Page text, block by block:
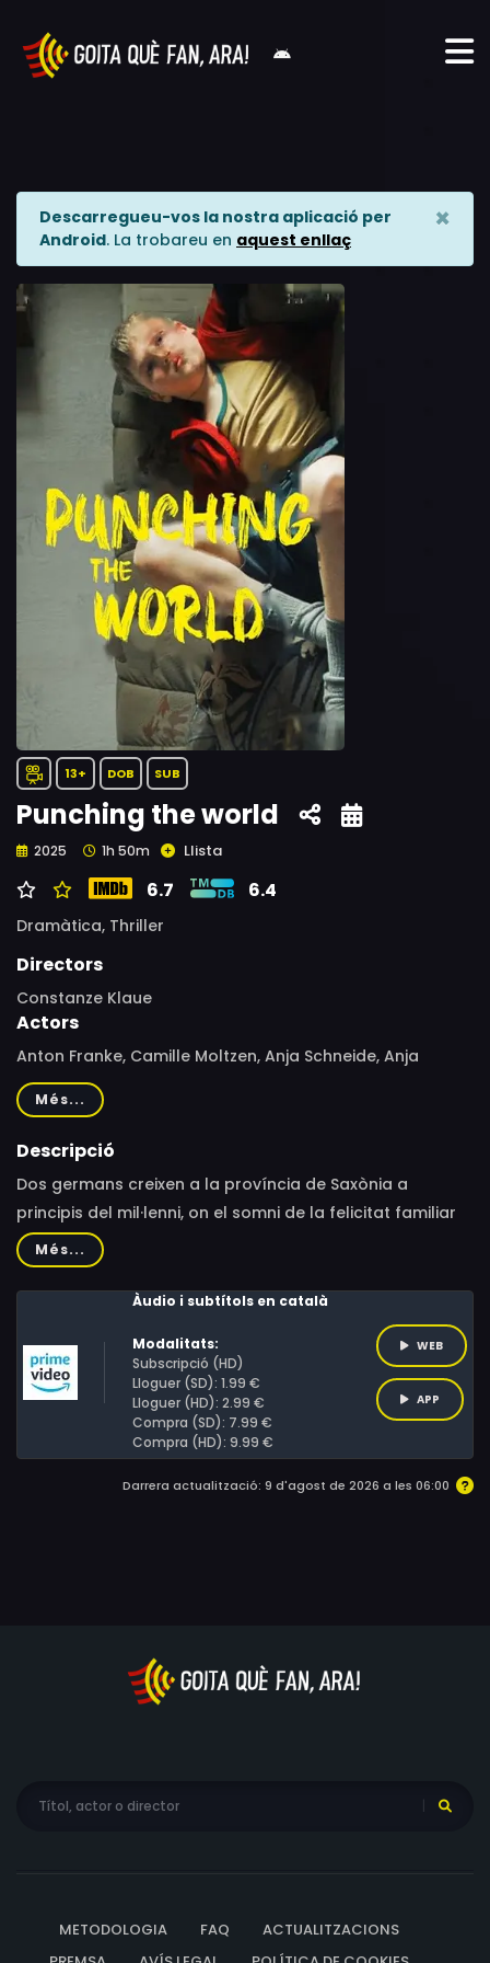
Descarregueu-vos la nostra aplicació per
Android. La trobareu en aquest enllaç
×
13+ DOB SUB
Punching the world
2025 1h 50m Llista
6.7 6.4
Dramàtica, Thriller
Directors
Constanze Klaue
Actors
Anton Franke, Camille Moltzen, Anja Schneide, Anja
Schneider, Christian Näthe, Katrin Röver, John Paul Halle,
Swetlana Schönfeld, Nico Hartmann, Noah Dymke, Moritz
Hoyer, Lukas Rietzschel, Marleen Lau, Steffi Kühnert,
Johannes Scheidweiler, Meinhard Neumann
Més...
Descripció
Dos germans creixen a la província de Saxònia a
principis del mil·lenni, on el somni de la felicitat familiar
en una casa nova es converteix ràpidament en un
malson de decadència, violència i xenofòbia mentre
busquen desesperadament estabilitat i pertinença.
Més...
Àudio i subtítols en català
Modalitats:
Subscripció (HD)
Lloguer (SD): 1.99 €
Lloguer (HD): 2.99 €
Compra (SD): 7.99 €
Compra (HD): 9.99 €
WEB
APP
Darrera actualització: 9 d'agost de 2026 a les 06:00
METODOLOGIA FAQ
ACTUALITZACIONS